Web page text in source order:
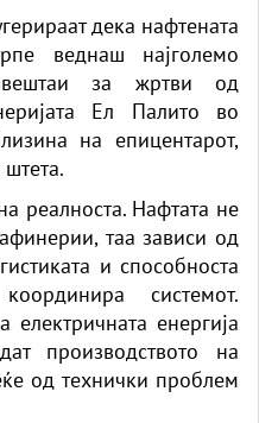
дека нафтената
веднаш најголемо
за жртви од
Ел Палито во
на епицентарот,
реалноста. Нафтата не
таа зависи од
и способноста
системот.
енергија
производството на
од технички проблем